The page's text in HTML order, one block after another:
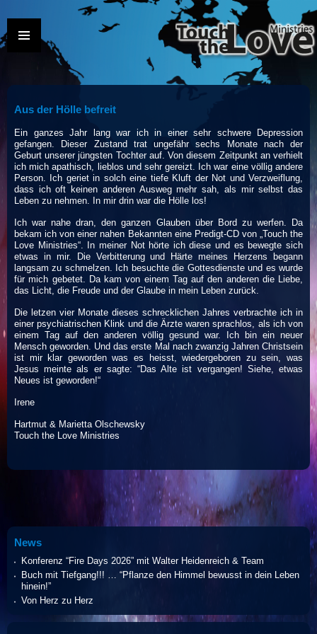
Aus der Hölle befreit
Ein ganzes Jahr lang war ich in einer sehr schwere Depression
gefangen. Dieser Zustand trat ungefähr sechs Monate nach der
Geburt unserer jüngsten Tochter auf. Von diesem Zeitpunkt an verhielt
ich mich apathisch, lieblos und sehr gereizt. Ich war eine völlig andere
Person. Ich geriet in solch eine tiefe Kluft der Not und Verzweiflung,
dass ich oft keinen anderen Ausweg mehr sah, als mir selbst das
Leben zu nehmen. In mir drin war die Hölle los!
Ich war nahe dran, den ganzen Glauben über Bord zu werfen. Da
bekam ich von einer nahen Bekannten eine Predigt-CD von „Touch the
Love Ministries“. In meiner Not hörte ich diese und es bewegte sich
etwas in mir. Die Verbitterung und Härte meines Herzens begann
langsam zu schmelzen. Ich besuchte die Gottesdienste und es wurde
für mich gebetet. Da kam von einem Tag auf den anderen die Liebe,
das Licht, die Freude und der Glaube in mein Leben zurück.
Die letzen vier Monate dieses schrecklichen Jahres verbrachte ich in
einer psychiatrischen Klink und die Ärzte waren sprachlos, als ich von
einem Tag auf den anderen völlig gesund war. Ich bin ein neuer
Mensch geworden. Und das erste Mal nach zwanzig Jahren Christsein
ist mir klar geworden was es heisst, wiedergeboren zu sein, was
Jesus meinte als er sagte: “Das Alte ist vergangen! Siehe, etwas
Neues ist geworden!“
Irene
Hartmut & Marietta Olschewsky
Touch the Love Ministries
News
Konferenz “Fire Days 2026” mit Walter Heidenreich & Team
Buch mit Tiefgang!!! … “Pflanze den Himmel bewusst in dein Leben
hinein!”
Von Herz zu Herz